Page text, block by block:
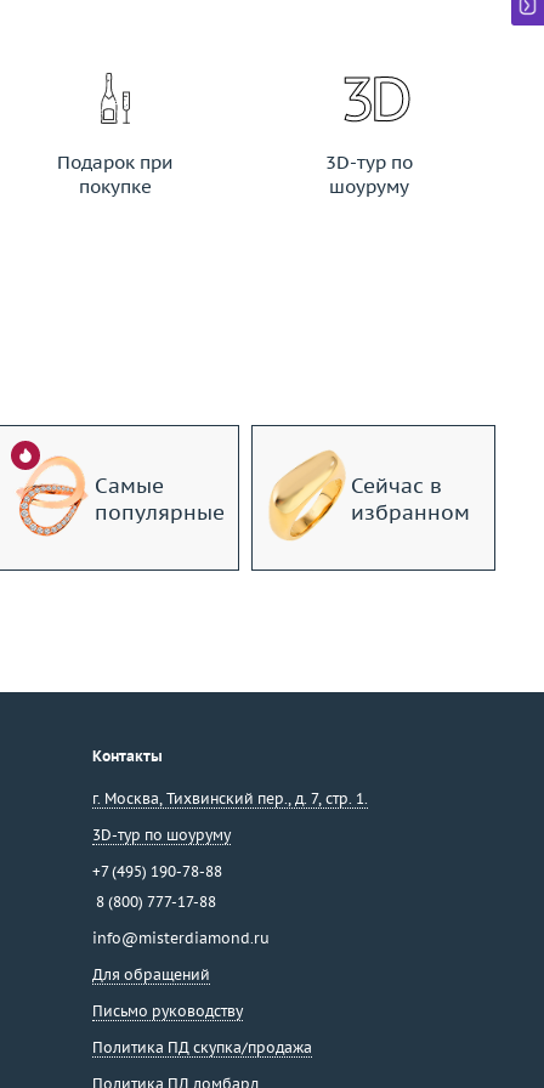
Подарок при
покупке
3D-тур по
шоуруму
Самые
популярные
Сейчас в
избранном
Контакты
г. Москва, Тихвинский пер., д. 7, стр. 1.
3D-тур по шоуруму
+7 (495) 190-78-88
8 (800) 777-17-88
info@misterdiamond.ru
Для обращений
Письмо руководству
Политика ПД скупка/продажа
Политика ПД ломбард